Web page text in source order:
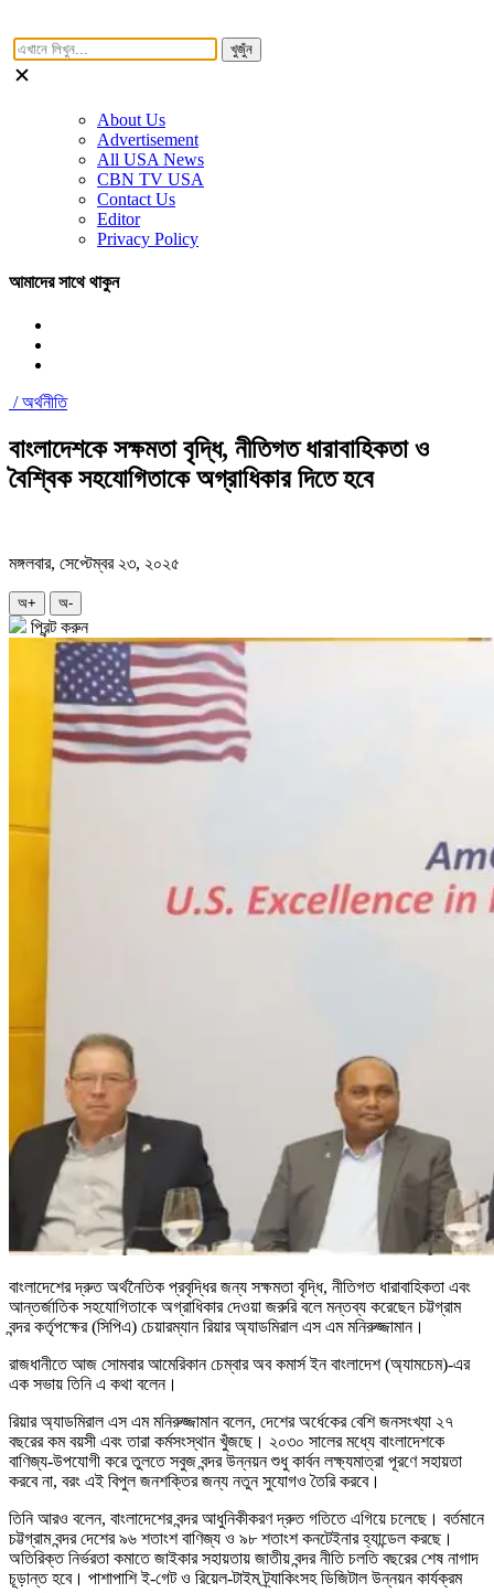
খুজুঁন
About Us
Advertisement
All USA News
CBN TV USA
Contact Us
Editor
Privacy Policy
আমাদের সাথে থাকুন
/অর্থনীতি
বাংলাদেশকে সক্ষমতা বৃদ্ধি, নীতিগত ধারাবাহিকতা ও
বৈশ্বিক সহযোগিতাকে অগ্রাধিকার দিতে হবে
মঙ্গলবার, সেপ্টেম্বর ২৩, ২০২৫
অ+ অ-
প্রিন্ট করুন
বাংলাদেশের দ্রুত অর্থনৈতিক প্রবৃদ্ধির জন্য সক্ষমতা বৃদ্ধি, নীতিগত ধারাবাহিকতা এবং
আন্তর্জাতিক সহযোগিতাকে অগ্রাধিকার দেওয়া জরুরি বলে মন্তব্য করেছেন চট্টগ্রাম
বন্দর কর্তৃপক্ষের (সিপিএ) চেয়ারম্যান রিয়ার অ্যাডমিরাল এস এম মনিরুজ্জামান।
রাজধানীতে আজ সোমবার আমেরিকান চেম্বার অব কমার্স ইন বাংলাদেশ (অ্যামচেম)-এর
এক সভায় তিনি এ কথা বলেন।
রিয়ার অ্যাডমিরাল এস এম মনিরুজ্জামান বলেন, দেশের অর্ধেকের বেশি জনসংখ্যা ২৭
বছরের কম বয়সী এবং তারা কর্মসংস্থান খুঁজছে। ২০৩০ সালের মধ্যে বাংলাদেশকে
বাণিজ্য-উপযোগী করে তুলতে সবুজ বন্দর উন্নয়ন শুধু কার্বন লক্ষ্যমাত্রা পূরণে সহায়তা
করবে না, বরং এই বিপুল জনশক্তির জন্য নতুন সুযোগও তৈরি করবে।
তিনি আরও বলেন, বাংলাদেশের বন্দর আধুনিকীকরণ দ্রুত গতিতে এগিয়ে চলেছে। বর্তমানে
চট্টগ্রাম বন্দর দেশের ৯৬ শতাংশ বাণিজ্য ও ৯৮ শতাংশ কনটেইনার হ্যান্ডেল করছে।
অতিরিক্ত নির্ভরতা কমাতে জাইকার সহায়তায় জাতীয় বন্দর নীতি চলতি বছরের শেষ নাগাদ
চূড়ান্ত হবে। পাশাপাশি ই-গেট ও রিয়েল-টাইম ট্র্যাকিংসহ ডিজিটাল উন্নয়ন কার্যক্রম